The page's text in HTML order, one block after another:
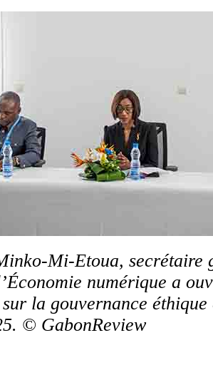
Mi-Etoua, secrétaire
numérique a
la gouvernance éthique
© GabonReview